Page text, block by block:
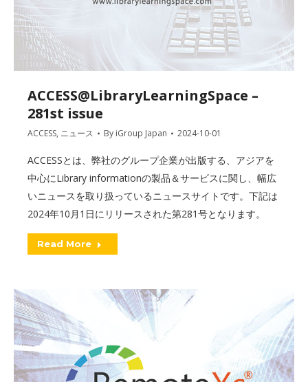
ACCESS@LibraryLearningSpace –
281st issue
ACCESS, ニュース By iGroup Japan 2024-10-01
ACCESSとは、弊社のグループ企業が出版する、アジアを
中心にLibrary informationの製品＆サービスに関し、幅広
いニュースを取り扱っているニュースサイトです。下記は
2024年10月1日にリリースされた第281号となります。
Read More